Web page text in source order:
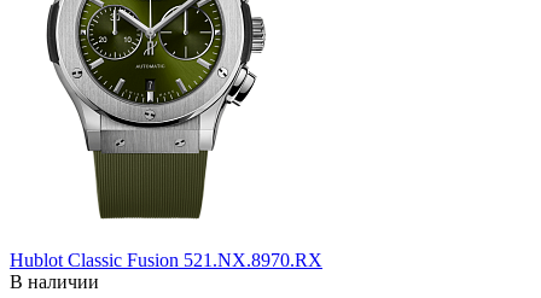
Hublot Classic Fusion 521.NX.8970.RX
В наличии